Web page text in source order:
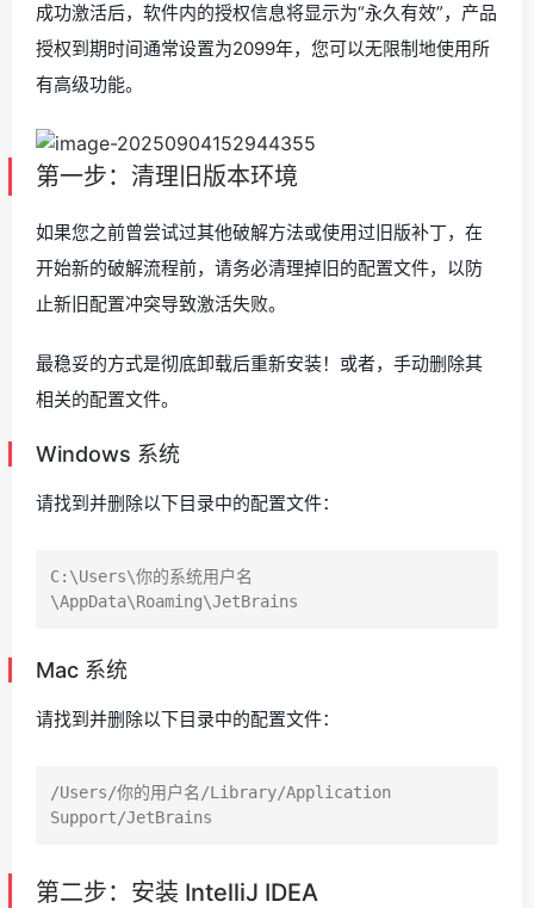
成功激活后，软件内的授权信息将显示为“永久有效”，产品
授权到期时间通常设置为2099年，您可以无限制地使用所
有高级功能。
第一步：清理旧版本环境
如果您之前曾尝试过其他破解方法或使用过旧版补丁，在
开始新的破解流程前，请务必清理掉旧的配置文件，以防
止新旧配置冲突导致激活失败。
最稳妥的方式是彻底卸载后重新安装！或者，手动删除其
相关的配置文件。
Windows 系统
请找到并删除以下目录中的配置文件：
C:\Users\你的系统用户名
Mac 系统
请找到并删除以下目录中的配置文件：
/Users/你的用户名/Library/Application
第二步：安装 IntelliJ IDEA